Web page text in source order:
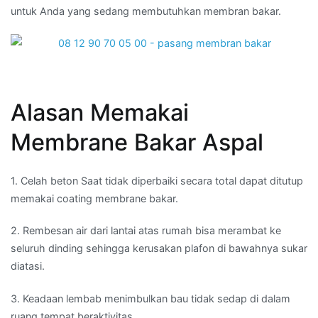
untuk Anda yang sedang membutuhkan membran bakar.
Alasan Memakai
Membrane Bakar Aspal
1. Celah beton Saat tidak diperbaiki secara total dapat ditutup
memakai coating membrane bakar.
2. Rembesan air dari lantai atas rumah bisa merambat ke
seluruh dinding sehingga kerusakan plafon di bawahnya sukar
diatasi.
3. Keadaan lembab menimbulkan bau tidak sedap di dalam